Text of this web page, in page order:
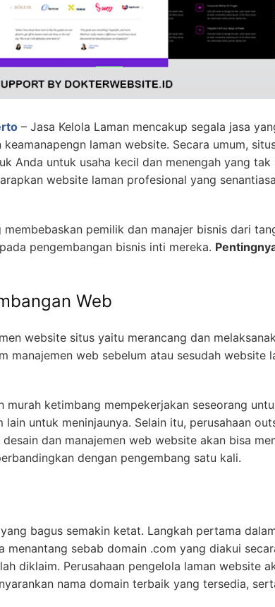
– Jasa Kelola Laman mencakup segala jasa
laman website. Secara umum,
Anda untuk usaha kecil dan menengah yang
website laman profesional yang
pemilik dan manajer bisnis dari
pengembangan bisnis inti mereka.
Web
website situs yaitu merancang dan
manajemen web sebelum atau sesudah website
ketimbang mempekerjakan seseorang
untuk meninjaunya. Selain itu, perusahaan
dan manajemen web website akan bisa
dengan pengembang satu kali.
bagus semakin ketat. Langkah pertama
menantang sebab domain .com yang diakui
diklaim. Perusahaan pengelola laman website
nama domain terbaik yang tersedia,